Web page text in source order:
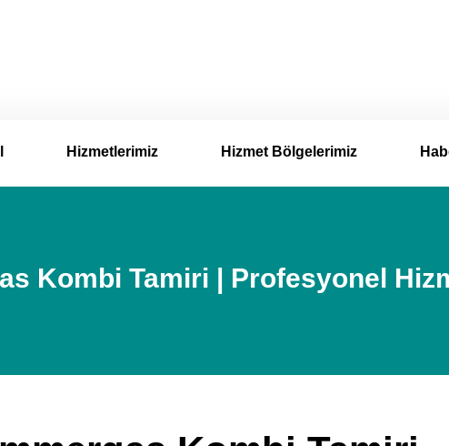
Hizmetlerimiz Hizmet Bölgelerimiz
Kombi Tamiri | Profesyonel